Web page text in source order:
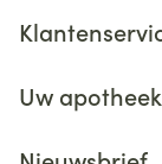
Uw apotheek